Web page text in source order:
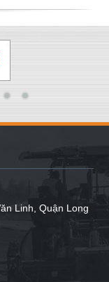
Linh, Quận Long